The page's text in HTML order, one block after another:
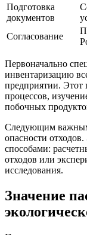
Подготовка
документов
Согласование
Первоначально
инвентаризацию
предприятии. Этот
процессов,
побочных
Следующим важным
опасности
способами:
отходов или
исследования.
Значение